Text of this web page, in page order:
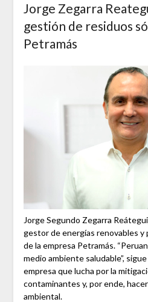
Jorge Zegarra
gestión de residuos
Petramás
Jorge Segundo Zegarra
gestor de energías renovables
de la empresa Petramás.
medio ambiente saludable”,
empresa que lucha por la
contaminantes y, por ende,
ambiental.